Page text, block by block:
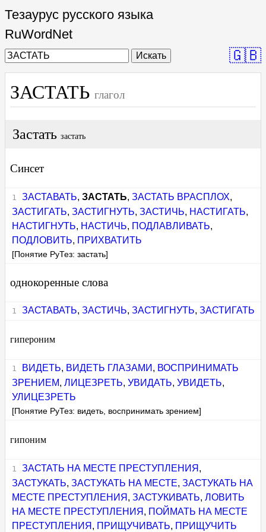
Тезаурус русского языка
RuWordNet
Искать 🇬🇧
ЗАСТАТЬ глагол
Застать застать
Синсет
ЗАСТАВАТЬ, ЗАСТАТЬ, ЗАСТАТЬ ВРАСПЛОХ,
ЗАСТИГАТЬ,ЗАСТИГНУТЬ,ЗАСТИЧЬ, НАСТИГАТЬ,
НАСТИГНУТЬ, НАСТИЧЬ, ПОДЛАВЛИВАТЬ,
ПОДЛОВИТЬ, ПРИХВАТИТЬ
[Понятие РуТез: застать]
однокоренные слова
ЗАСТАВАТЬ, ЗАСТИЧЬ, ЗАСТИГНУТЬ, ЗАСТИГАТЬ
гипероним
ВИДЕТЬ, ВИДЕТЬ ГЛАЗАМИ , ВОСПРИНИМАТЬ
ЗРЕНИЕМ,ЛИЦЕЗРЕТЬ,УВИДАТЬ,УВИДЕТЬ,
УЛИЦЕЗРЕТЬ
[Понятие РуТез: видеть, воспринимать зрением]
гипоним
ЗАСТАТЬ НА МЕСТЕ ПРЕСТУПЛЕНИЯ ,
ЗАСТУКАТЬ,ЗАСТУКАТЬ НА МЕСТЕ,ЗАСТУКАТЬ НА
МЕСТЕ ПРЕСТУПЛЕНИЯ ,ЗАСТУКИВАТЬ,ЛОВИТЬ
НА МЕСТЕ ПРЕСТУПЛЕНИЯ , ПОЙМАТЬ НА МЕСТЕ
ПРЕСТУПЛЕНИЯ , ПРИЩУЧИВАТЬ, ПРИЩУЧИТЬ